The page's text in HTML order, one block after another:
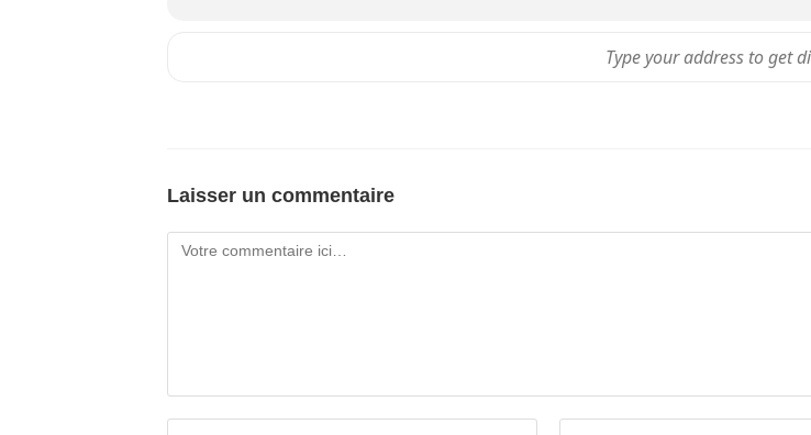
Laisser un commentaire